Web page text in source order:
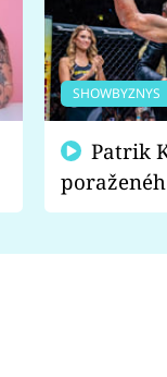
SHOWBYZNYS
fanoušci